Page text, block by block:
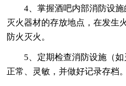
4、掌握酒吧内部消防设施
灭火器材的存放地点，在发生
防火灭火。
5、定期检查消防设施（如
正常、灵敏，并做好记录存档